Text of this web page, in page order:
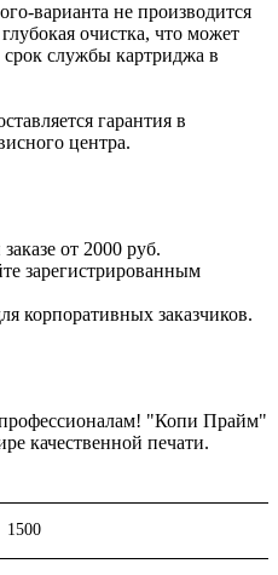
варианта не производится
очистка, что может
срок службы картриджа в
гарантия в
центра.
от 2000 руб.
зарегистрированным
корпоративных заказчиков.
профессионалам! "Копи Прайм"
качественной печати.
1500